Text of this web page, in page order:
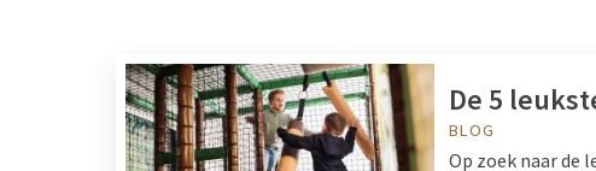
De 5
BLOG
Op zoek naar de